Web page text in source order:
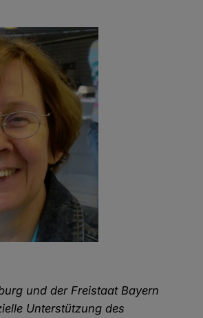
und der Freistaat Bayern
Unterstützung des